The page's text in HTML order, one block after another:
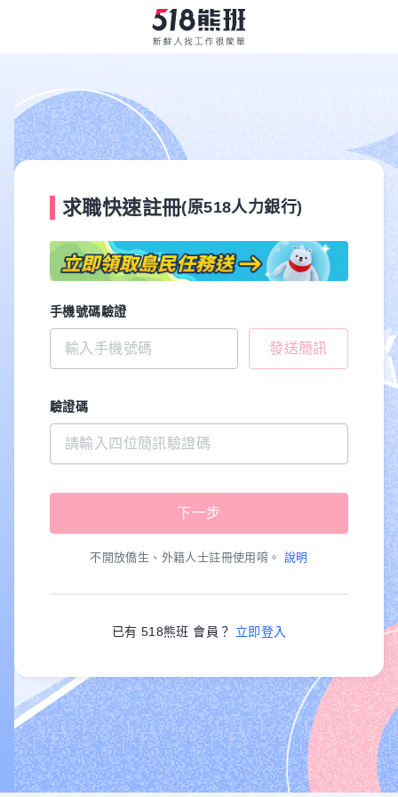
求職快速註冊(原518人力銀行)
手機號碼驗證
發送簡訊
驗證碼
不開放僑生、外籍人士註冊使用唷。 說明
已有 518熊班 會員？ 立即登入